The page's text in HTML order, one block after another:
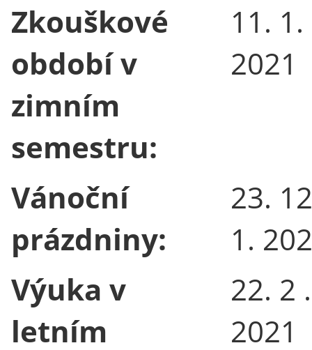
Zkouškové
období v
zimním
semestru:
11.
2021
Vánoční
prázdniny:
23.
1.
Výuka v
letním
22. 2
2021